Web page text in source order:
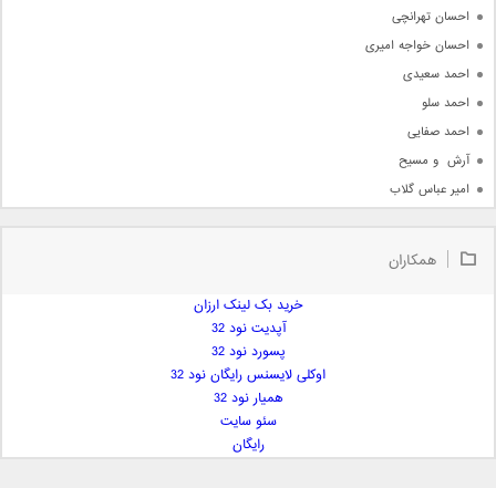
احسان تهرانچی
احسان خواجه امیری
احمد سعیدی
احمد سلو
احمد صفایی
آرش  و مسیح
امیر عباس گلاب
امیر علی
همکاران
خرید بک لینک ارزان
آپدیت نود 32
پسورد نود 32
اوکلی لایسنس رایگان نود 32
همیار نود 32
سئو سایت
رایگان